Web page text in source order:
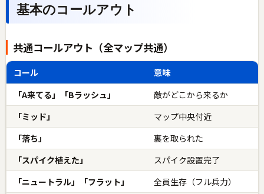
基本のコールアウト
共通コールアウト（全マップ共通）
コール
意味
「A来てる」「Bラッシュ」
敵がどこから来るか
「ミッド」
マップ中央付近
「落ち」
裏を取られた
「スパイク植えた」
スパイク設置完了
「ニュートラル」「フラット」
全員生存（フル兵力）